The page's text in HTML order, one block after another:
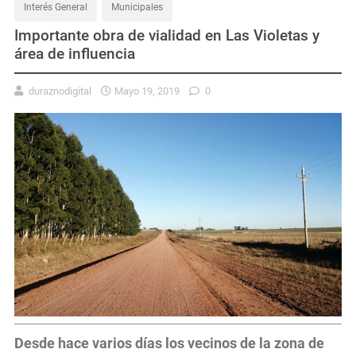
Interés General Municipales
Importante obra de vialidad en Las Violetas y
área de influencia
duraznodigital Mayo 19, 2019 0
Desde hace varios días los vecinos de la zona de